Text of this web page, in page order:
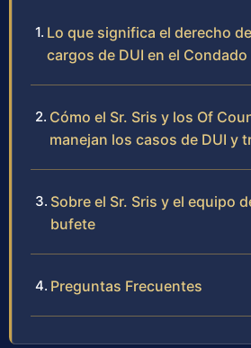
Lo que significa el derecho
cargos de DUI en el
Cómo el Sr. Sris y los Of
manejan los casos de DUI y
Sobre el Sr. Sris y el equipo
bufete
Preguntas Frecuentes